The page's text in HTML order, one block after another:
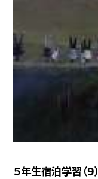
５年生宿泊学習（９）